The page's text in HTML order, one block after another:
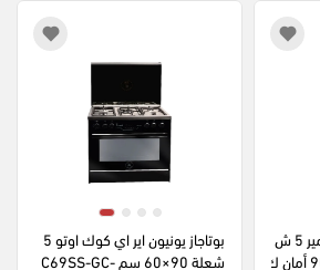
بوتاجاز كريازي سمارت بريمير 5 ش
علة 60*90 سم 90FC9-1 أمان ك
شعلة 90×60 سم C69SS-GC-